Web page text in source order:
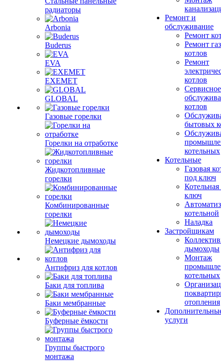
радиаторы
Arbonia
Buderus
EVA
EXEMET
GLOBAL
Газовые горелки
Горелки на отработке
Жидкотопливные
горелки
Комбинированные
горелки
Немецкие дымоходы
Антифриз для котлов
Баки для топлива
Баки мембранные
Буферные ёмкости
Группы быстрого
монтажа
Ремонт и
обслуживание
Ремонт
Ремонт
котлов
Ремонт
котлов
Сервисное
котлов
бытовых
котельных
Котельные
Газовая
под ключ
ключ
котельной
Наладка
Застройщикам
дымоходы
Монтаж
котельных
отопления
услуги